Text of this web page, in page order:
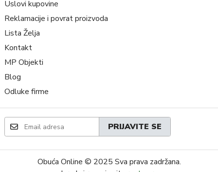
Uslovi kupovine
Reklamacije i povrat proizvoda
Lista Želja
Kontakt
MP Objekti
Blog
Odluke firme
PRIJAVITE SE
Obuća Online © 2025 Sva prava zadržana.